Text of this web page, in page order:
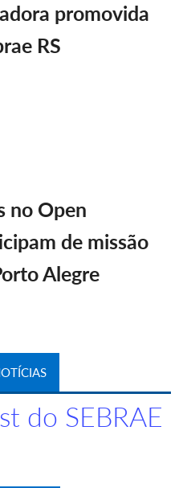
promovida
RS
no Open
de missão
Alegre
do SEBRAE